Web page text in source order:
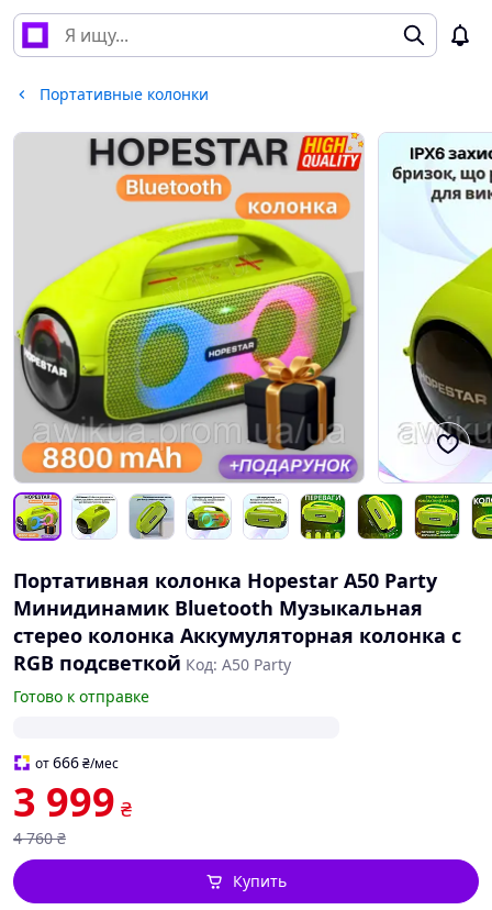
Портативные колонки
Портативная колонка Hopestar A50 Party
Минидинамик Bluetooth Музыкальная
стерео колонка Аккумуляторная колонка с
RGB подсветкой Код: A50 Party
Готово к отправке
от666₴/мес
3 999 ₴
4 760 ₴
Купить